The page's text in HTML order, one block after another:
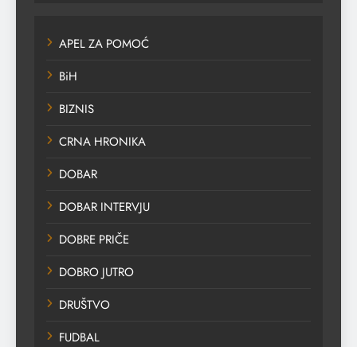
APEL ZA POMOĆ
BiH
BIZNIS
CRNA HRONIKA
DOBAR
DOBAR INTERVJU
DOBRE PRIČE
DOBRO JUTRO
DRUŠTVO
FUDBAL